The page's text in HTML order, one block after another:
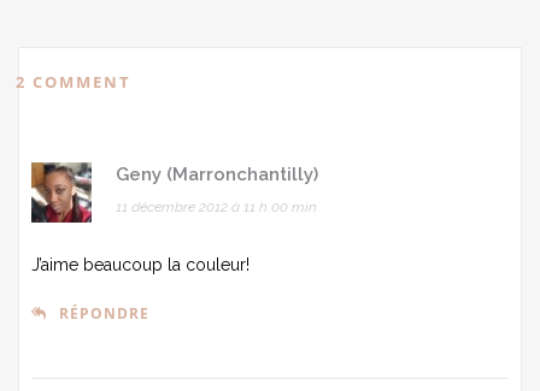
2 COMMENT
Geny (Marronchantilly)
11 décembre 2012 à 11 h 00 min
J’aime beaucoup la couleur!
RÉPONDRE